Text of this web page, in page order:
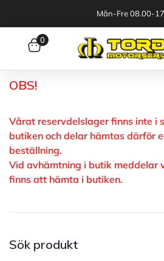
Mån-Fre 08.00-
0
OBS!
Vårat reservdelslager finns inte i
butiken och delar hämtas därför
beställning.
Vid avhämtning i butik meddelar
finns att hämta i butiken.
Sök produkt